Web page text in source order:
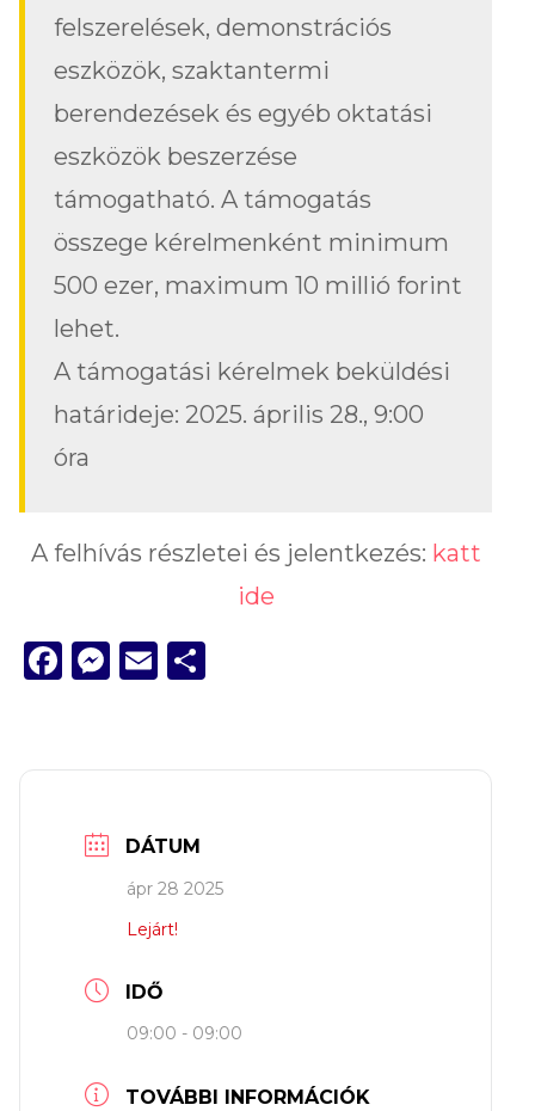
felszerelések, demonstrációs
eszközök, szaktantermi
berendezések és egyéb oktatási
eszközök beszerzése
támogatható. A támogatás
összege kérelmenként minimum
500 ezer, maximum 10 millió forint
lehet.
A támogatási kérelmek beküldési
határideje: 2025. április 28., 9:00
óra
A felhívás részletei és jelentkezés: katt
ide
Facebook
Messenger
Email
DÁTUM
ápr 28 2025
Lejárt!
IDŐ
09:00 - 09:00
TOVÁBBI INFORMÁCIÓK